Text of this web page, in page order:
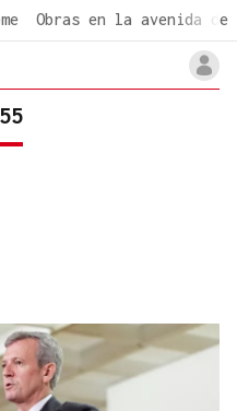
Obras en la avenida de